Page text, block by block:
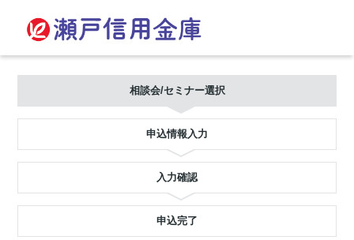
相談会/セミナー選択
申込情報入力
入力確認
申込完了